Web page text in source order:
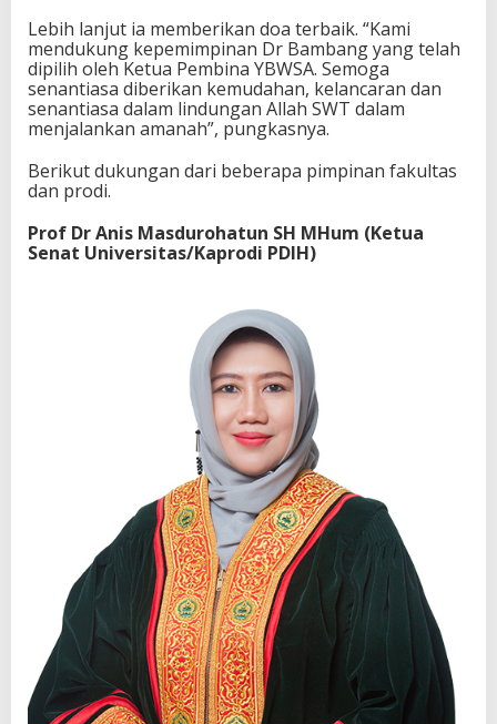
Lebih lanjut ia memberikan doa terbaik. “Kami
mendukung kepemimpinan Dr Bambang yang telah
dipilih oleh Ketua Pembina YBWSA. Semoga
senantiasa diberikan kemudahan, kelancaran dan
senantiasa dalam lindungan Allah SWT dalam
menjalankan amanah”, pungkasnya.
Berikut dukungan dari beberapa pimpinan fakultas
dan prodi.
Prof Dr Anis Masdurohatun SH MHum (Ketua
Senat Universitas/Kaprodi PDIH)